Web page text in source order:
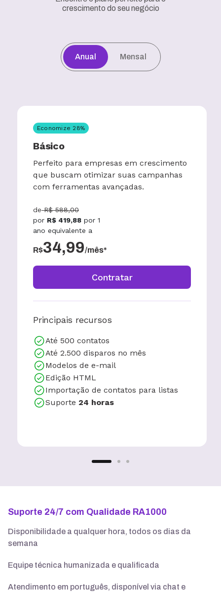
crescimento do seu negócio
Anual Mensal
Economize 28%
Básico
Perfeito para empresas em crescimento
que buscam otimizar suas campanhas
com ferramentas avançadas.
de R$ 588,00
por R$ 419,88 por 1
ano equivalente a
R$34,99/mês*
Contratar
Principais recursos
Até 500 contatos
Até 2.500 disparos no mês
Modelos de e-mail
Edição HTML
Importação de contatos para listas
Suporte 24 horas
Suporte 24/7 com Qualidade RA1000
Disponibilidade a qualquer hora, todos os dias da
semana
Equipe técnica humanizada e qualificada
Atendimento em português, disponível via chat e